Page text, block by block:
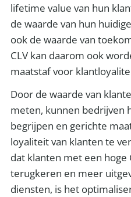
lifetime value van hun
de waarde van hun
ook de waarde van
CLV kan daarom ook
maatstaf voor
Door de waarde van
meten, kunnen bedrijven
begrijpen en gerichte
loyaliteit van klanten te
dat klanten met een hoge
terugkeren en meer
diensten, is het